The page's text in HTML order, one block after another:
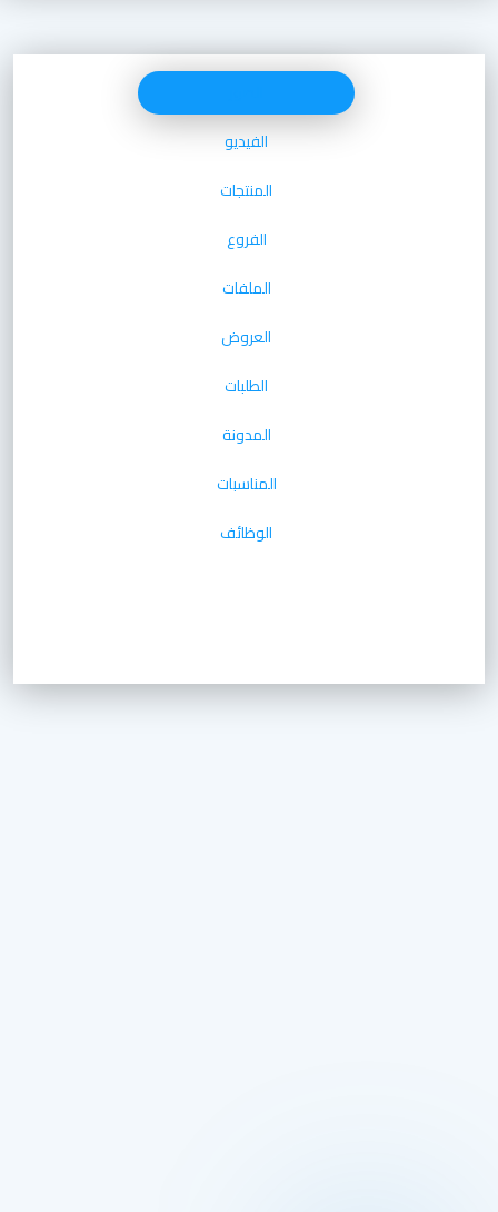
الفيديو
المنتجات
الفروع
الملفات
العروض
الطلبات
المدونة
المناسبات
الوظائف